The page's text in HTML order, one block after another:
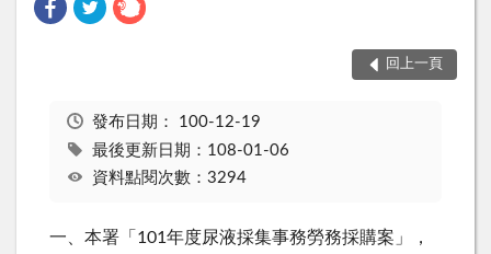
回上一頁
發布日期： 100-12-19
最後更新日期：108-01-06
資料點閱次數：3294
一、本署「101年度尿液採集事務勞務採購案」，